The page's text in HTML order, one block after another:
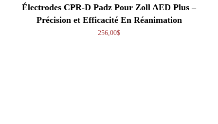
Électrodes CPR-D Padz Pour Zoll AED Plus –
Précision et Efficacité En Réanimation
256,00$